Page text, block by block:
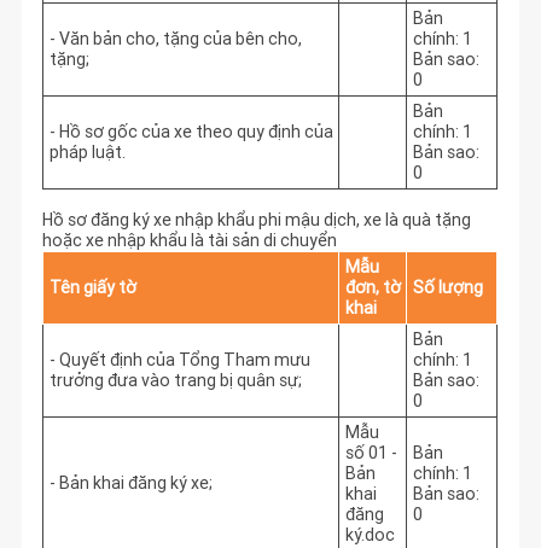
- Văn bản cho, tặng của bên cho,
tặng;
Bản
chính: 1
Bản sao:
0
- Hồ sơ gốc của xe theo quy định của
pháp luật.
Bản
chính: 1
Bản sao:
0
Hồ sơ đăng ký xe nhập khẩu phi mậu dịch, xe là quà tặng
hoặc xe nhập khẩu là tài sản di chuyển
Tên giấy tờ
Mẫu
đơn, tờ
khai
Số lượng
- Quyết định của Tổng Tham mưu
trưởng đưa vào trang bị quân sự;
Bản
chính: 1
Bản sao:
0
- Bản khai đăng ký xe;
Mẫu
số 01 -
Bản
khai
đăng
ký.doc
Bản
chính: 1
Bản sao:
0